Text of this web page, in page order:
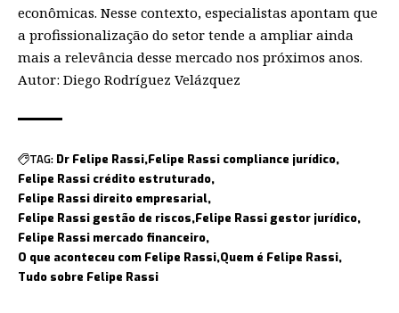
econômicas. Nesse contexto, especialistas apontam que
a profissionalização do setor tende a ampliar ainda
mais a relevância desse mercado nos próximos anos.
Autor: Diego Rodríguez Velázquez
TAG: Dr Felipe Rassi Felipe Rassi compliance jurídico
Felipe Rassi crédito estruturado
Felipe Rassi direito empresarial
Felipe Rassi gestão de riscos Felipe Rassi gestor jurídico
Felipe Rassi mercado financeiro
O que aconteceu com Felipe Rassi Quem é Felipe Rassi
Tudo sobre Felipe Rassi